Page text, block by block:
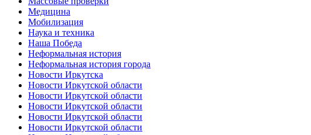
Медицина
Мобилизация
Наука и техника
Наша Победа
Неформальная история
Неформальная история города
Новости Иркутска
Новости Иркутской области
Новости Иркутской области
Новости Иркутской области
Новости Иркутской области
Новости Иркутской области